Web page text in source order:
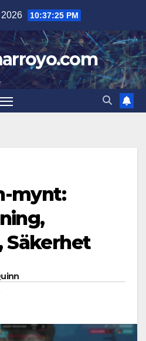
10:37:26 PM
mynt:
Säkerhet